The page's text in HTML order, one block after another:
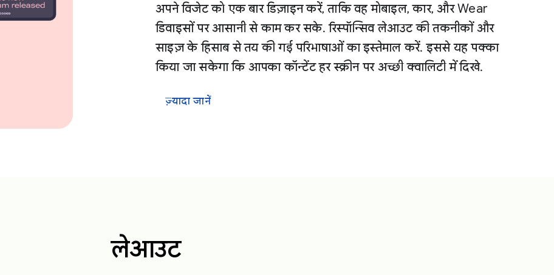
अपने विजेट को एक बार डिज़ाइन करें, ताकि वह मोबाइल, कार, और Wear
डिवाइसों पर आसानी से काम कर सके. रिस्पॉन्सिव लेआउट की तकनीकों और
साइज़ के हिसाब से तय की गई परिभाषाओं का इस्तेमाल करें. इससे यह पक्का
किया जा सकेगा कि आपका कॉन्टेंट हर स्क्रीन पर अच्छी क्वालिटी में दिखे.
ज़्यादा जानें
लेआउट